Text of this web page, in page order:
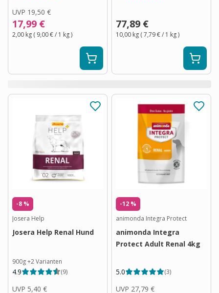
UVP 19,50 €
17,99 €
2,00 kg ( 9,00 €/ 1 kg)
77,89 €
10,00 kg (7,79 €/ 1 kg)
-8 %
Josera Help
Josera Help Renal Hund
900g+2Varianten
4.9 (9)
UVP 5,40 €
-12 %
animonda Integra Protect
animonda Integra
Protect Adult Renal 4kg
5.0 (3)
UVP 27,79 €